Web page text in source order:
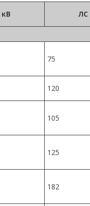
кВ ЛС
75
120
105
125
182